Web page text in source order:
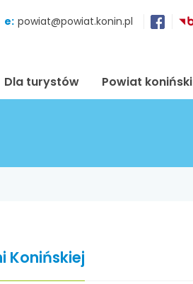
e: powiat@powiat.konin.pl
Dla turystów Powiat koniński
Konińskiej